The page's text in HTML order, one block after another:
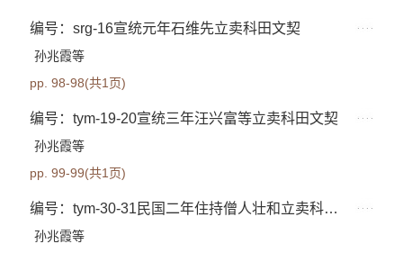
编号：srg-16宣统元年石维先立卖科田文契
孙兆霞等
pp. 98-98(共1页)
编号：tym-19-20宣统三年汪兴富等立卖科田文契
孙兆霞等
pp. 99-99(共1页)
编号：tym-30-31民国二年住持僧人壮和立卖科田...
孙兆霞等